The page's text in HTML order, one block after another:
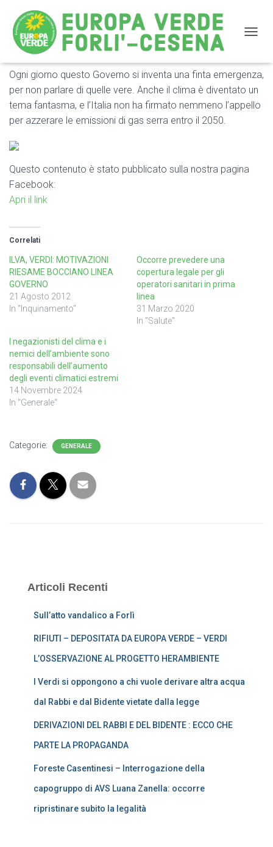
Ogni giorno questo Governo si inventa una finta
emergenza, per non parlare di quelle vere
Ogni giorno questo Governo si inventa una finta emergenza,
per non parlare di quelle vere. Anche il clima è diventato un
tema fantasma, e l’Italia non ha firmato nemmeno l’appello
per azzerare le emissioni di gas serra entro il 2050.
Questo contenuto è stato pubblicato sulla nostra pagina
Facebook:
Apri il link
Correlati
ILVA, VERDI: MOTIVAZIONI
RIESAME BOCCIANO LINEA
GOVERNO
21 Agosto 2012
In "Inquinamento"
Occorre prevedere una
copertura legale per gli
operatori sanitari in prima
linea
31 Marzo 2020
In "Salute"
I negazionisti del clima e i
nemici dell’ambiente sono
responsabili dell’aumento
degli eventi climatici estremi
14 Novembre 2024
In "Generale"
Categorie: GENERALE
Articoli Recenti
Sull’atto vandalico a Forlì
RIFIUTI – DEPOSITATA DA EUROPA VERDE – VERDI
L’OSSERVAZIONE AL PROGETTO HERAMBIENTE
I Verdi si oppongono a chi vuole derivare altra acqua
dal Rabbi e dal Bidente vietate dalla legge
DERIVAZIONI DEL RABBI E DEL BIDENTE : ECCO CHE
PARTE LA PROPAGANDA
Foreste Casentinesi – Interrogazione della
capogruppo di AVS Luana Zanella: occorre
ripristinare subito la legalità